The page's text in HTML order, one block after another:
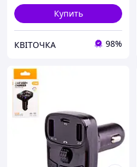
Купить
КВІТОЧКА 98%